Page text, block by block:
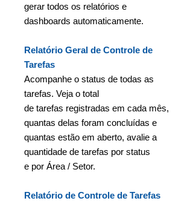
gerar todos os relatórios e
dashboards automaticamente.
Relatório Geral de Controle de
Tarefas
Acompanhe o status de todas as
tarefas. Veja o total
de tarefas registradas em cada mês,
quantas delas foram concluídas e
quantas estão em aberto, avalie a
quantidade de tarefas por status
e por Área / Setor.
Relatório de Controle de Tarefas